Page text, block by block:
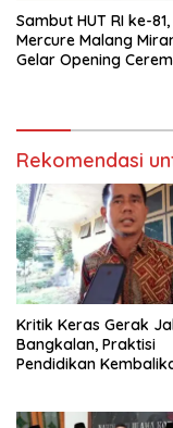
Sambut HUT RI ke-
Mercure Malang
Gelar Opening
Rekomendasi
Kritik Keras Gerak
Bangkalan, Praktisi
Pendidikan